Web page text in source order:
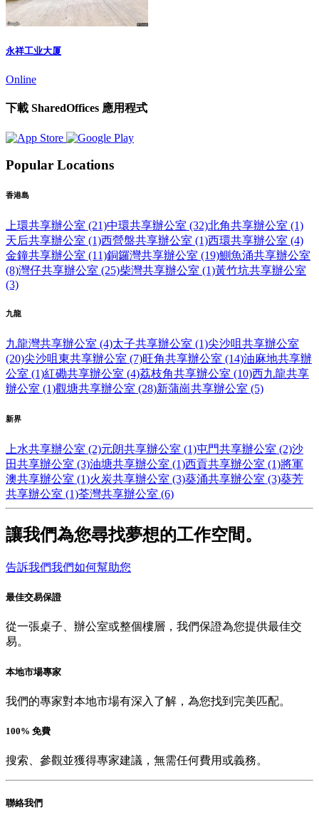
永祥工业大厦
Online
下載 SharedOffices 應用程式
Popular Locations
香港島
上環共享辦公室 (21)中環共享辦公室 (32)北角共享辦公室 (1)
天后共享辦公室 (1)西營盤共享辦公室 (1)西環共享辦公室 (4)
金鐘共享辦公室 (11)銅鑼灣共享辦公室 (19)鰂魚涌共享辦公室
(8)灣仔共享辦公室 (25)柴灣共享辦公室 (1)黃竹坑共享辦公室
(3)
九龍
九龍灣共享辦公室 (4)太子共享辦公室 (1)尖沙咀共享辦公室
(20)尖沙咀東共享辦公室 (7)旺角共享辦公室 (14)油麻地共享辦
公室 (1)紅磡共享辦公室 (4)荔枝角共享辦公室 (10)西九龍共享
辦公室 (1)觀塘共享辦公室 (28)新蒲崗共享辦公室 (5)
新界
上水共享辦公室 (2)元朗共享辦公室 (1)屯門共享辦公室 (2)沙
田共享辦公室 (3)油塘共享辦公室 (1)西貢共享辦公室 (1)將軍
澳共享辦公室 (1)火炭共享辦公室 (3)葵涌共享辦公室 (3)葵芳
共享辦公室 (1)荃灣共享辦公室 (6)
讓我們為您尋找夢想的工作空間。
告訴我們我們如何幫助您
最佳交易保證
從一張桌子、辦公室或整個樓層，我們保證為您提供最佳交
易。
本地市場專家
我們的專家對本地市場有深入了解，為您找到完美匹配。
100% 免費
搜索、參觀並獲得專家建議，無需任何費用或義務。
聯絡我們